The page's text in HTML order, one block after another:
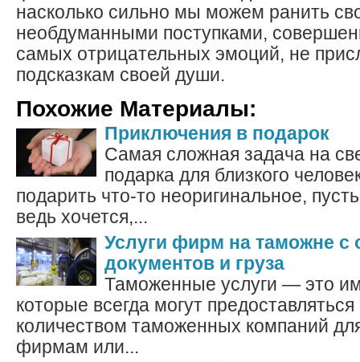
насколько сильно мы можем ранить
необдуманными поступками,
самых отрицательных эмоций, не
подсказкам своей души.
Похожие Материалы:
Приключения в подарок
Самая сложная задача на
подарка для близкого
подарить что-то неоригинальное,
ведь хочется,...
Услуги фирм на таможне
документов и груза
Таможенные услуги — это
которые всегда могут
количеством таможенных компаний
фирмам или...